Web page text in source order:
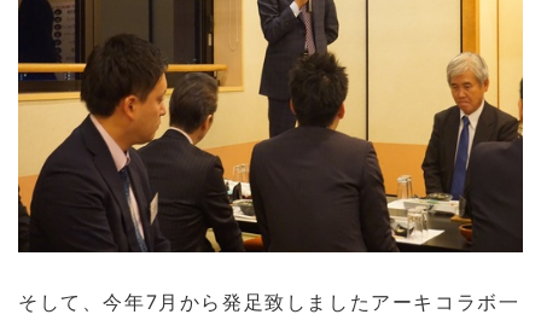
そして、今年7月から発足致しましたアーキコラボ一